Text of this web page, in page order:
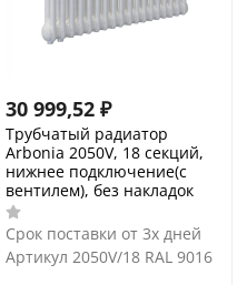
30 999,52 ₽
Трубчатый радиатор
Arbonia 2050V, 18 секций,
нижнее подключение(с
вентилем), без накладок
Срок поставки от 3х дней
Артикул 2050V/18 RAL 9016